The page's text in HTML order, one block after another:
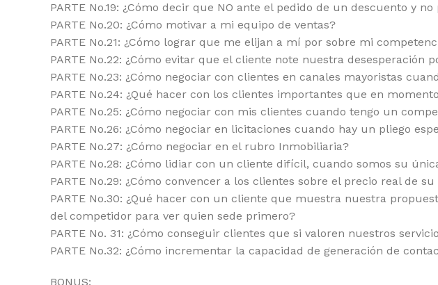
PARTE No.19: ¿Cómo decir que NO ante el pedido de un descuento y
PARTE No.20: ¿Cómo motivar a mi equipo de ventas?
PARTE No.21: ¿Cómo lograr que me elijan a mí por sobre mi
PARTE No.22: ¿Cómo evitar que el cliente note nuestra desesperación
PARTE No.23: ¿Cómo negociar con clientes en canales mayoristas
PARTE No.24: ¿Qué hacer con los clientes importantes que en
PARTE No.25: ¿Cómo negociar con mis clientes cuando tengo un
PARTE No.26: ¿Cómo negociar en licitaciones cuando hay un pliego
PARTE No.27: ¿Cómo negociar en el rubro Inmobiliaria?
PARTE No.28: ¿Cómo lidiar con un cliente difícil, cuando somos su
PARTE No.29: ¿Cómo convencer a los clientes sobre el precio real de
PARTE No.30: ¿Qué hacer con un cliente que muestra nuestra
del competidor para ver quien sede primero?
PARTE No. 31: ¿Cómo conseguir clientes que si valoren nuestros
PARTE No.32: ¿Cómo incrementar la capacidad de generación de
BONUS: